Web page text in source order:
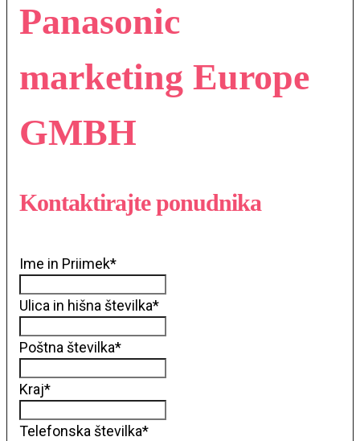
Panasonic
marketing Europe
GMBH
Kontaktirajte ponudnika
Ime in Priimek*
Ulica in hišna številka*
Poštna številka*
Kraj*
Telefonska številka*